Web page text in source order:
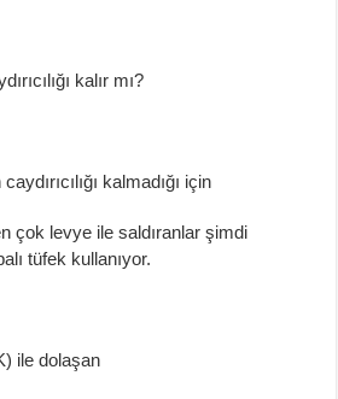
kalır mı?
kalmadığı için
çok levye ile saldıranlar şimdi
tüfek kullanıyor.
ile dolaşan